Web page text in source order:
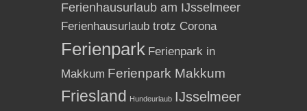
Ferienhausurlaub am IJsselmeer
Ferienhausurlaub trotz Corona
Ferienpark Ferienpark in
Makkum Ferienpark Makkum
Friesland Hundeurlaub IJsselmeer